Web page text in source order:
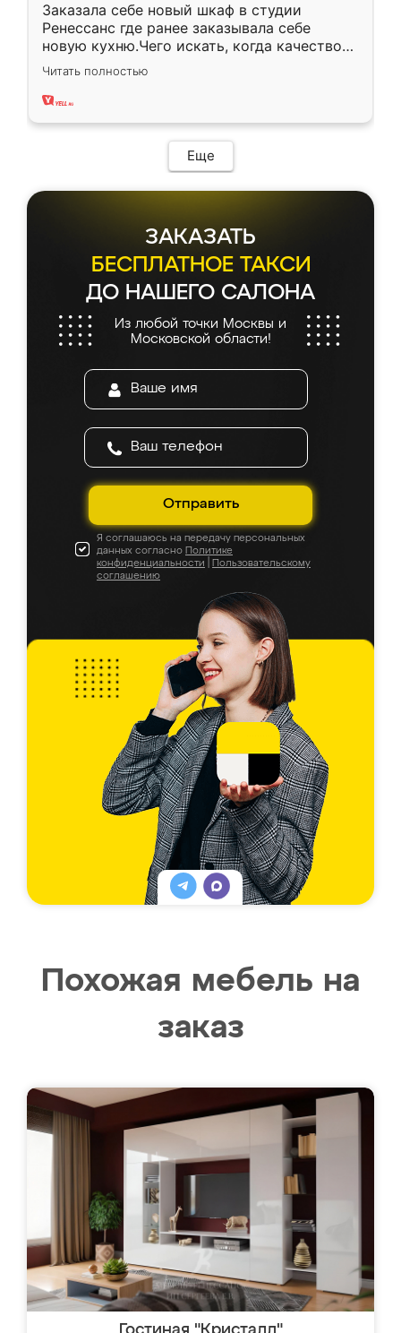
Заказала себе новый шкаф в студии
Ренессанс где ранее заказывала себе
новую кухню.Чего искать, когда качеством
вполне довольна. Служит кухня уже почти
два года, нареканий нет.
Читать полностью
Еще
ЗАКАЗАТЬ
БЕСПЛАТНОЕ ТАКСИ
ДО НАШЕГО САЛОНА
Из любой точки Москвы и
Московской области!
Отправить
Я соглашаюсь на передачу персональных
данных согласно Политике
конфиденциальности
Пользовательскому
соглашению
Похожая мебель на
заказ